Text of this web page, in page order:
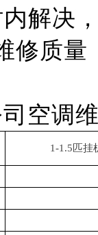
解决
修质
空调
1-1.5匹挂